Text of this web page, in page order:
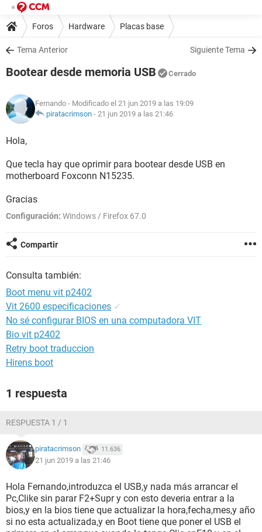
Foros Hardware Placas base
Tema Anterior Siguiente Tema
Bootear desde memoria USB Cerrado
Fernando - Modificado el 21 jun 2019 a las 19:09
piratacrimson - 21 jun 2019 a las 21:46
Hola,
Que tecla hay que oprimir para bootear desde USB en
motherboard Foxconn N15235.
Gracias
Configuración: Windows / Firefox 67.0
Compartir
Consulta también:
Boot menu vit p2402
Vit 2600 especificaciones ✓
No sé configurar BIOS en una computadora VIT
Bio vit p2402
Retry boot traduccion
Hirens boot
1 respuesta
RESPUESTA 1 / 1
piratacrimson 11.636
21 jun 2019 a las 21:46
Hola Fernando,introduzca el USB,y nada más arrancar el
Pc,Clike sin parar F2+Supr y con esto deveria entrar a la
bios,y en la bios tiene que actualizar la hora,fecha,mes,y año
si no esta actualizada,y en Boot tiene que poner el USB el